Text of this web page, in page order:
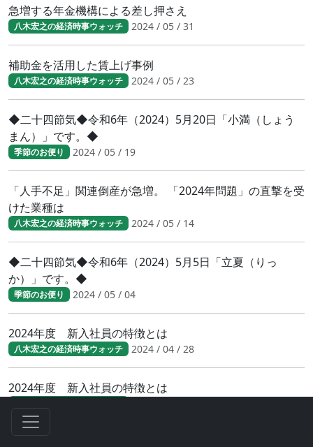
急増する年金機構による差し押さえ
八木宏之の経済時事ウォッチ 2024 / 05 / 31
補助金を活用した賃上げ事例
八木宏之の経済時事ウォッチ 2024 / 05 / 23
◆二十四節気◆令和6年（2024）5月20日「小満（しょう
まん）」です。◆
季節のお便り 2024 / 05 / 19
「人手不足」関連倒産が急増。 「2024年問題」の直撃を受
けた業種は
八木宏之の経済時事ウォッチ 2024 / 05 / 14
◆二十四節気◆令和6年（2024）5月5日「立夏（りっ
か）」です。◆
季節のお便り 2024 / 05 / 04
2024年度 新入社員の特徴とは
八木宏之の経済時事ウォッチ 2024 / 04 / 28
2024年度 新入社員の特徴とは